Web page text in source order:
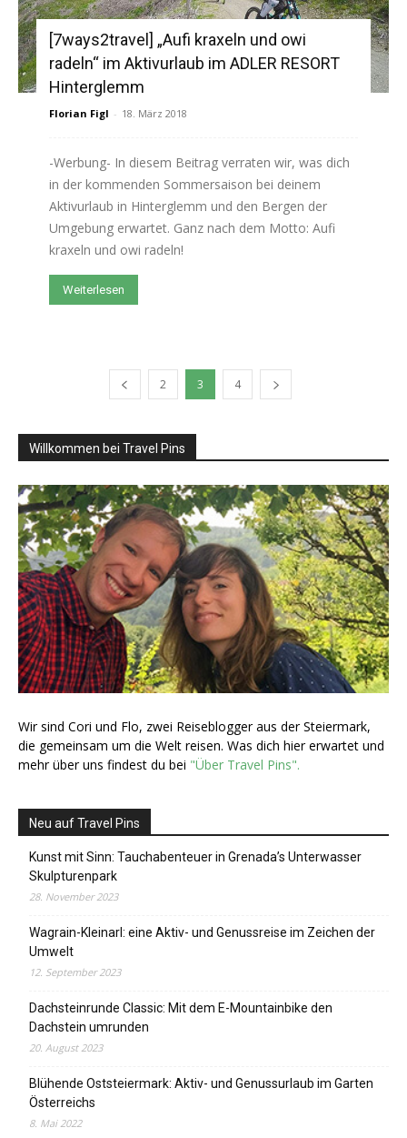
[7ways2travel] „Aufi kraxeln und owi
radeln“ im Aktivurlaub im ADLER RESORT
Hinterglemm
Florian Figl - 18. März 2018
-Werbung- In diesem Beitrag verraten wir, was dich
in der kommenden Sommersaison bei deinem
Aktivurlaub in Hinterglemm und den Bergen der
Umgebung erwartet. Ganz nach dem Motto: Aufi
kraxeln und owi radeln!
Weiterlesen
2 3 4
Willkommen bei Travel Pins
Wir sind Cori und Flo, zwei Reiseblogger aus der Steiermark,
die gemeinsam um die Welt reisen. Was dich hier erwartet und
mehr über uns findest du bei "Über Travel Pins".
Neu auf Travel Pins
Kunst mit Sinn: Tauchabenteuer in Grenada’s Unterwasser
Skulpturenpark
28. November 2023
Wagrain-Kleinarl: eine Aktiv- und Genussreise im Zeichen der
Umwelt
12. September 2023
Dachsteinrunde Classic: Mit dem E-Mountainbike den
Dachstein umrunden
20. August 2023
Blühende Oststeiermark: Aktiv- und Genussurlaub im Garten
Österreichs
8. Mai 2022